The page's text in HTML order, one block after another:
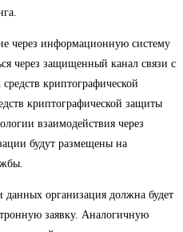
через информационную систему
через защищенный канал связи с
криптографической
криптографической защиты
взаимодействия через
будут размещены на
данных организация должна будет
заявку. Аналогичную